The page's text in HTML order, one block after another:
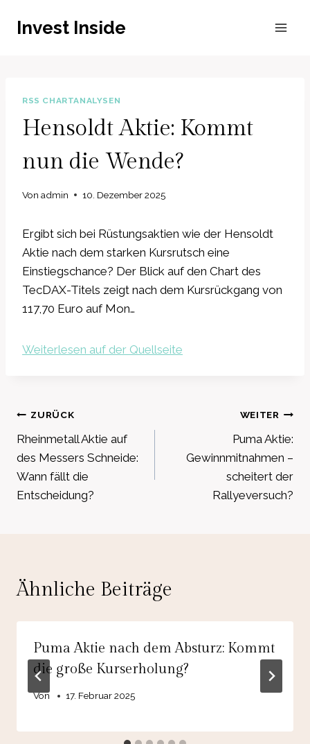
InhaltInvest Inside
RSS CHARTANALYSEN
Hensoldt Aktie: Kommt
nun die Wende?
Von admin 10. Dezember 2025
Ergibt sich bei Rüstungsaktien wie der Hensoldt
Aktie nach dem starken Kursrutsch eine
Einstiegschance? Der Blick auf den Chart des
TecDAX-Titels zeigt nach dem Kursrückgang von
117,70 Euro auf Mon…
Weiterlesen auf der Quellseite
Beitragsnavigation
ZURÜCK
Rheinmetall Aktie auf
des Messers Schneide:
Wann fällt die
Entscheidung?
WEITER
Puma Aktie:
Gewinnmitnahmen –
scheitert der
Rallyeversuch?
Ähnliche Beiträge
Puma Aktie nach dem Absturz: Kommt
die große Kurserholung?
Von 17. Februar 2025